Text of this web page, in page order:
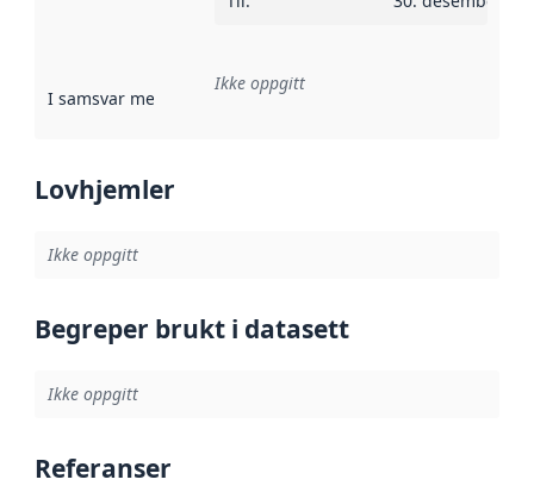
I samsvar med Referanse til en implementasjonsregel
Ikke oppgitt
Lovhjemler
Ikke oppgitt
Begreper brukt i datasett
Ikke oppgitt
Referanser